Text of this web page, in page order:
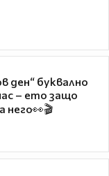
ден“ буквално
– ето защо
него👀🎬